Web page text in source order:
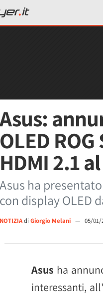
Asus:
OLED
HDMI 2.1
Asus ha
con display OLED
NOTIZIAdi Giorgio Melani — 05/01/
Asus ha
interessanti,